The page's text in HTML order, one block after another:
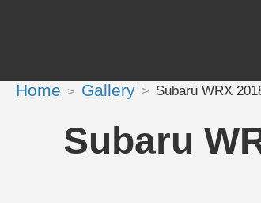
Home Gallery Subaru WRX
Subaru